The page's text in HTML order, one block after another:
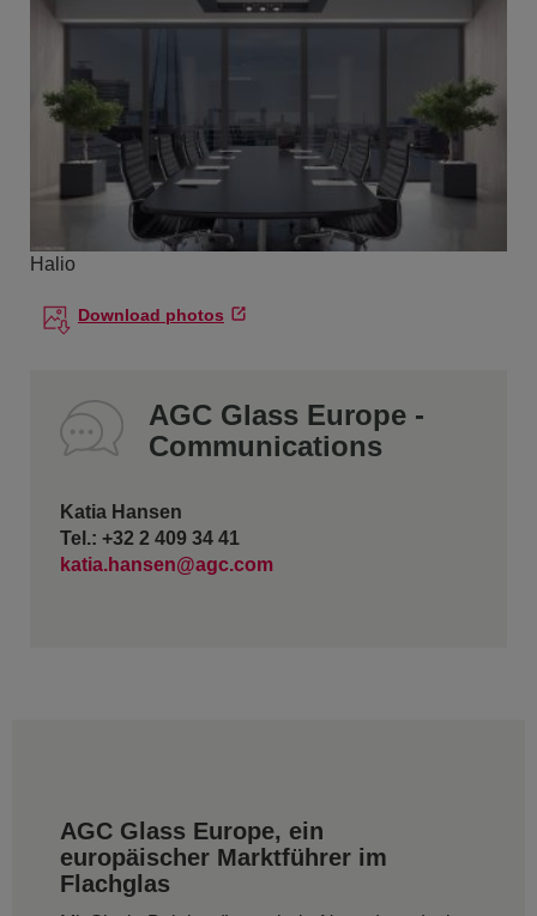
Halio
Download photos
AGC Glass Europe -
Communications
Katia Hansen
Tel.: +32 2 409 34 41
katia.hansen@agc.com
AGC Glass Europe, ein
europäischer Marktführer im
Flachglas